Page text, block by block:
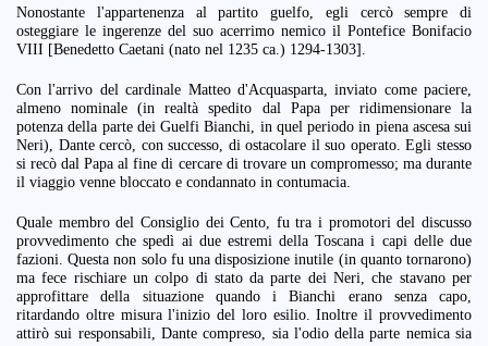
Nonostante l'appartenenza al partito guelfo, egli cercò sempre di
osteggiare le ingerenze del suo acerrimo nemico il Pontefice Bonifacio
VIII [Benedetto Caetani (nato nel 1235 ca.) 1294-1303].
Con l'arrivo del cardinale Matteo d'Acquasparta, inviato come paciere,
almeno nominale (in realtà spedito dal Papa per ridimensionare la
potenza della parte dei Guelfi Bianchi, in quel periodo in piena ascesa sui
Neri), Dante cercò, con successo, di ostacolare il suo operato. Egli stesso
si recò dal Papa al fine di cercare di trovare un compromesso; ma durante
il viaggio venne bloccato e condannato in contumacia.
Quale membro del Consiglio dei Cento, fu tra i promotori del discusso
provvedimento che spedì ai due estremi della Toscana i capi delle due
fazioni. Questa non solo fu una disposizione inutile (in quanto tornarono)
ma fece rischiare un colpo di stato da parte dei Neri, che stavano per
approfittare della situazione quando i Bianchi erano senza capo,
ritardando oltre misura l'inizio del loro esilio. Inoltre il provvedimento
attirò sui responsabili, Dante compreso, sia l'odio della parte nemica sia